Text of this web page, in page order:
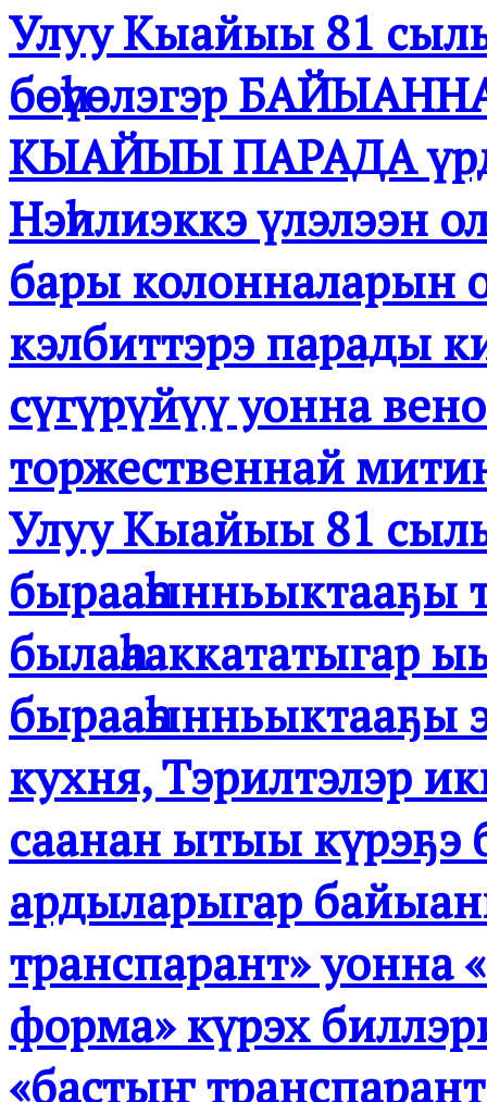
Улуу Кыайыы 81
бөһүөлэгэр
КЫАЙЫЫ ПАРАДА
Нэһилиэккэ үлэлээн
бары колонналарын
кэлбиттэрэ парады
сүгүрүйүү уонна
торжественнай
Улуу Кыайыы 81
бырааһынньыктааҕы
былаһааккататыгар
бырааһынньыктааҕы
кухня, Тэрилтэлэр
саанан ытыы күрэҕэ
ардыларыгар
транспарант»
форма» күрэх
«бастыҥ